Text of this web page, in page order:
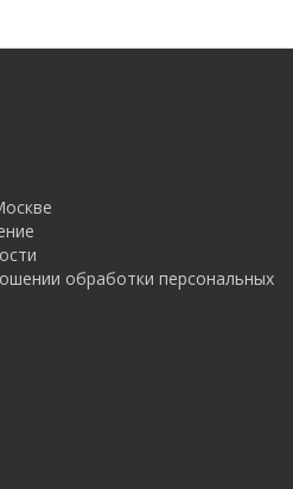
обработки персональных